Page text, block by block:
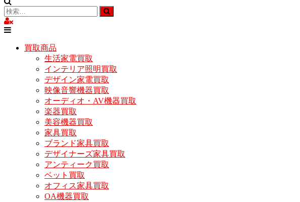
買取商品
生活家電買取
インテリア照明買取
デザイン家電買取
映像音響機器買取
オーディオ・AV機器買取
楽器買取
美容機器買取
家具買取
ブランド家具買取
デザイナーズ家具買取
アンティーク買取
ベット買取
オフィス家具買取
OA機器買取